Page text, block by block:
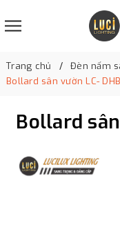
Trang chủ
Đèn nấm
Bollard sân vườn LC-
Bollard